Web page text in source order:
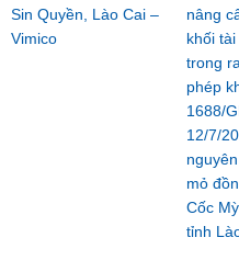
Sin Quyền, Lào Cai –
Vimico
nâng
khối
trong
phép
1688/
12/7/
mỏ
Cốc
tỉnh